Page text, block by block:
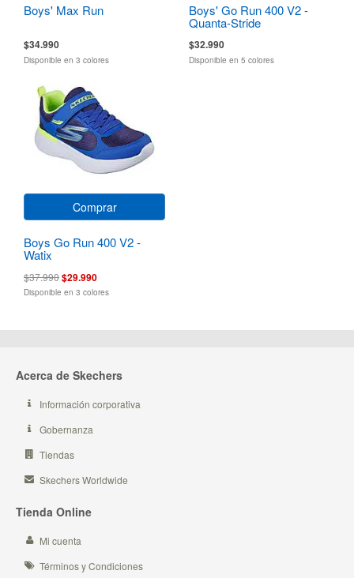
Boys' Max Run
$34.990
Disponible en 3 colores
Boys' Go Run 400 V2 -
Quanta-Stride
$32.990
Disponible en 5 colores
Comprar
Boys Go Run 400 V2 -
Watix
$37.990$29.990
Disponible en 3 colores
Acerca de Skechers
Información corporativa
Gobernanza
Tiendas
Skechers Worldwide
Tienda Online
Mi cuenta
Términos y Condiciones